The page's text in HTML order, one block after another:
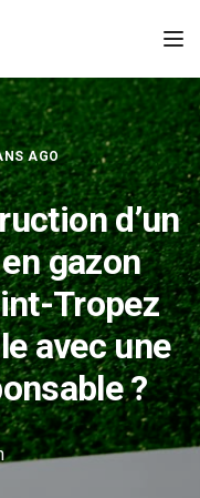
AGO
d’un
gazon
Tropez
avec une
?